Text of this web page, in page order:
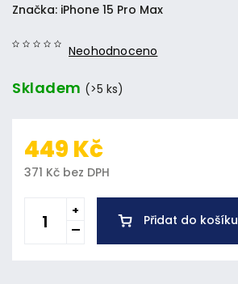
Neohodnoceno
Značka: iPhone 15 Pro Max
Skladem (>5 ks)
449 Kč
371 Kč bez DPH
Přidat do košíku